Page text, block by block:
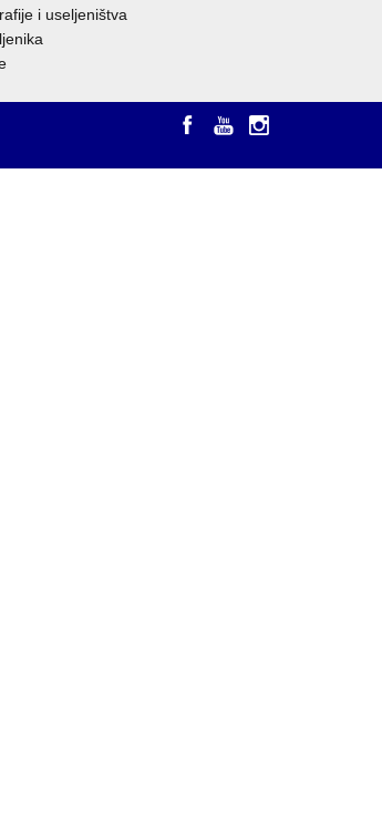
i useljeništva